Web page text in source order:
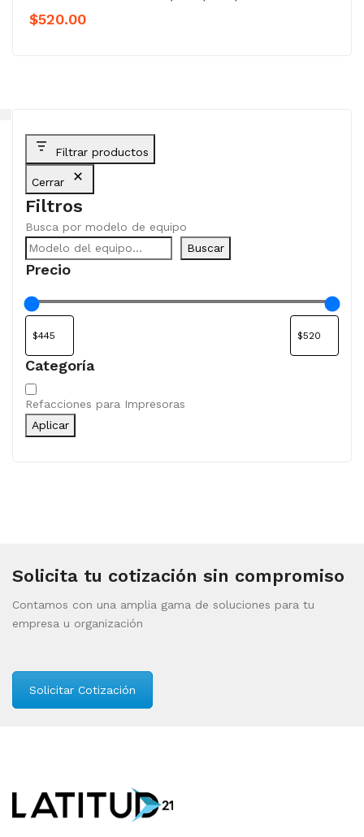
$520.00
Filtrar productos
Cerrar
Filtros
Busca por modelo de equipo
Buscar
Precio
Categoría
Categoría
Refacciones para Impresoras
Aplicar
Solicita tu cotización sin compromiso
Contamos con una amplia gama de soluciones para tu
empresa u organización
Solicitar Cotización